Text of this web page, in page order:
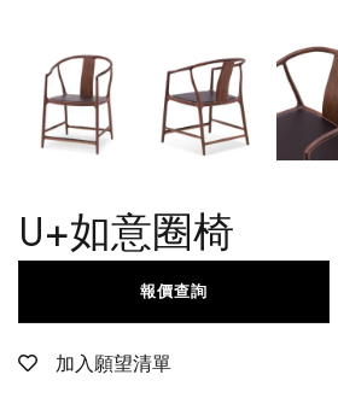
U+如意圈椅
加入願望清單
報價查詢